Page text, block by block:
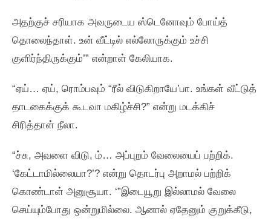
அதற்குச்‌ சரியாக அவருடைய ஸ்டெனோவும்‌ போய்த்‌
தொலைந்தாள்‌. உன்‌ வீட்டில்‌ எல்லோருக்கும்‌ உச்சி
குளிர்ந்திருக்கும்‌’” என்றாள்‌ கேலியாக.
“ஏய்‌… ஏய்‌, ரொம்பவும்‌ “ரீல்‌ விடுகிறாயே’பா. உங்கள்‌ வீட்டுத்‌
தாடகைக்குக்‌ கூடவா மகிழ்ச்சி?” என்று மடக்கிச்‌
சிரித்தாள்‌ நீலா.
“ச்சு, அவளை விடு, ம்‌… அப்புறம்‌ வேலையைப்‌ பற்றிக்‌.
‘கேட்டாமில்லையா?’? என்று தொடர்பு அறாமல்‌ பற்றிக்‌
கொண்டாள்‌ அனுசூயா. ‘”இடையூறு இல்லாமல்‌ வேலை
செய்யும்போது ஒன்றுமில்லை. ஆனால்‌ ஏதேனும்‌ குறுக்கீடு,